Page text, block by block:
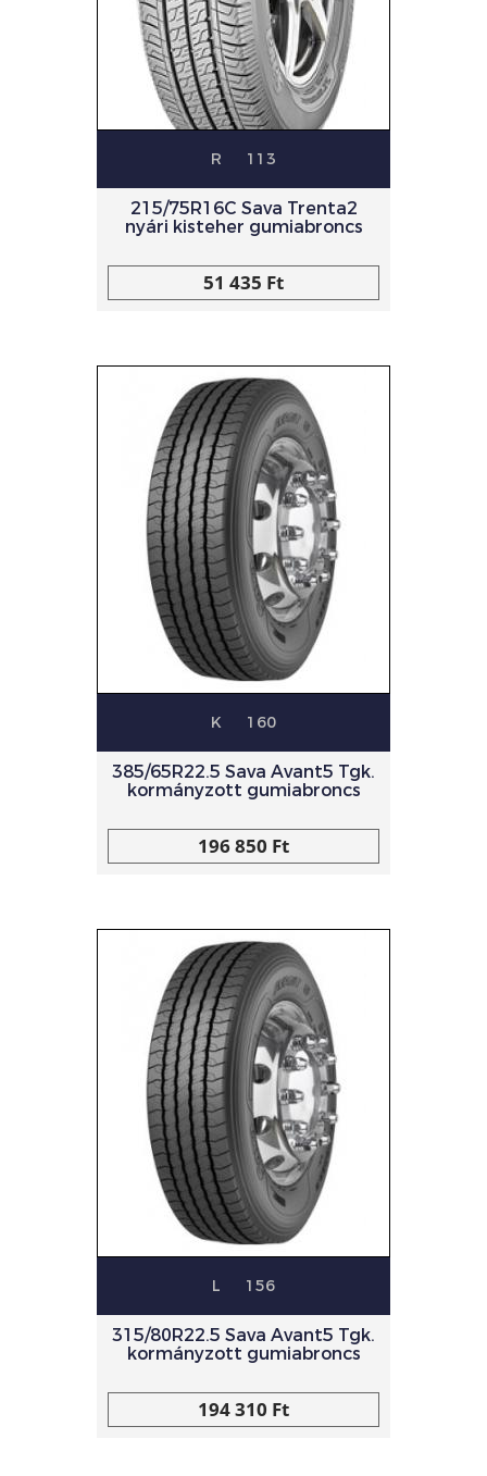
R 113
215/75R16C Sava Trenta2
nyári kisteher gumiabroncs
51 435 Ft
K 160
385/65R22.5 Sava Avant5 Tgk.
kormányzott gumiabroncs
196 850 Ft
L 156
315/80R22.5 Sava Avant5 Tgk.
kormányzott gumiabroncs
194 310 Ft